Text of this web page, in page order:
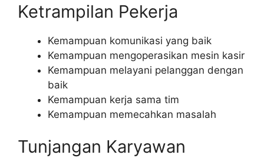
Ketrampilan Pekerja
Kemampuan komunikasi yang baik
Kemampuan mengoperasikan mesin kasir
Kemampuan melayani pelanggan dengan
baik
Kemampuan kerja sama tim
Kemampuan memecahkan masalah
Tunjangan Karyawan